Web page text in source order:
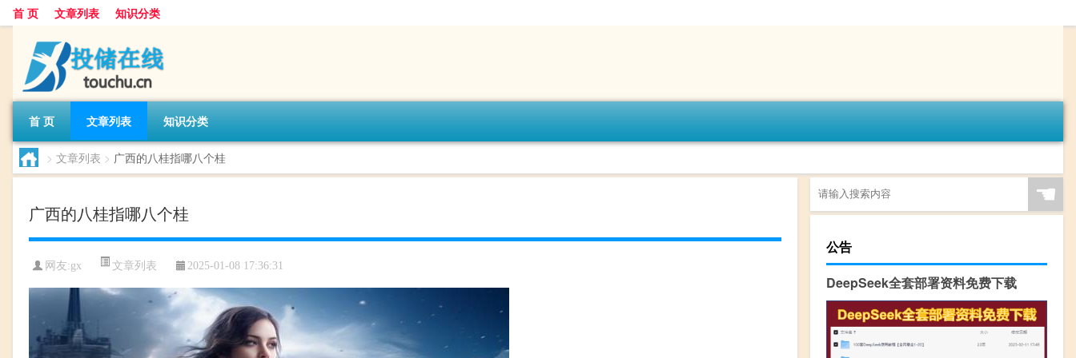
首 页 文章列表 知识分类
首 页 文章列表 知识分类
> 文章列表 > 广西的八桂指哪八个桂
广西的八桂指哪八个桂
网友:gx 文章列表 2025-01-08 17:36:31
☚
公告
DeepSeek全套部署资料免费下载